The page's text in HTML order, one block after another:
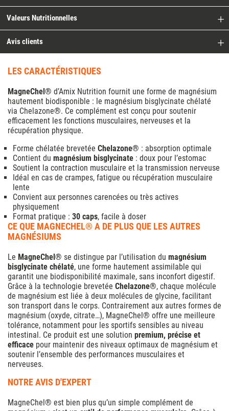
Valeurs Nutritionnelles
Avis clients
LES CARACTÉRISTIQUES
MagneChel® d’Amix Nutrition fournit une forme de magnésium
hautement biodisponible : le magnésium bisglycinate chélaté
via Chelazone®. Ce complément est conçu pour soutenir
efficacement les fonctions musculaires, nerveuses et la
récupération physique.
Forme chélatée brevetée Chelazone® : absorption optimale
Contient du magnésium bisglycinate : doux pour l’estomac
Soutient la contraction musculaire et la transmission nerveuse
Idéal en cas de crampes, fatigue ou récupération musculaire
lente
Convient aux personnes carencées ou très actives
physiquement
Format pratique : 30 caps, facile à doser
CE QUE MAGNECHEL® A DE PLUS QUE LES AUTRES
MAGNÉSIUMS
Le MagneChel® se distingue par l’utilisation du magnésium
bisglycinate chélaté, une forme hautement assimilable qui
garantit une biodisponibilité maximale, sans inconfort digestif.
Grâce à la technologie brevetée Chelazone®, chaque molécule
de magnésium est liée à deux molécules de glycine, facilitant
son transport dans le corps. Contrairement aux autres formes de
magnésium (oxyde, citrate…), MagneChel® offre une meilleure
tolérance, notamment pour les sportifs sensibles au niveau
intestinal. Ce produit est une solution premium, précise et
efficace pour maintenir des niveaux optimaux de magnésium et
soutenir l’ensemble des performances musculaires et
nerveuses.
NOTRE AVIS D'EXPERT
MagneChel® est bien plus qu’un simple complément de